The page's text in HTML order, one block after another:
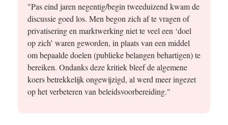
"Pas eind jaren negentig/begin tweeduizend kwam de
discussie goed los. Men begon zich af te vragen of
privatisering en marktwerking niet te veel een ‘doel
op zich’ waren geworden, in plaats van een middel
om bepaalde doelen (publieke belangen behartigen) te
bereiken. Ondanks deze kritiek bleef de algemene
koers betrekkelijk ongewijzigd, al werd meer ingezet
op het verbeteren van beleidsvoorbereiding."